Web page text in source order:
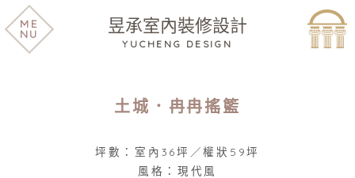
昱承室內裝修設計
YUCHENG DESIGN
ME
NU
土城．冉冉搖籃
坪數：室內36坪／權狀59坪
風格：現代風